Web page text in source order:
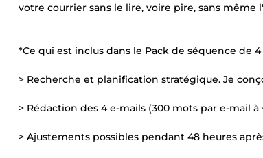
votre courrier sans le lire, voire pire, sans même
*Ce qui est inclus dans le Pack de séquence de 4
> Recherche et planification stratégique. Je
> Rédaction des 4 e-mails (300 mots par e-mail à
> Ajustements possibles pendant 48 heures